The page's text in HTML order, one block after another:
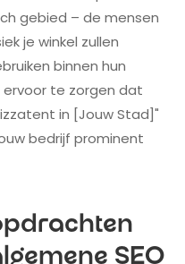
gebied – de mensen
je winkel zullen
binnen hun
te zorgen dat
in [Jouw Stad]"
bedrijf prominent
SEO